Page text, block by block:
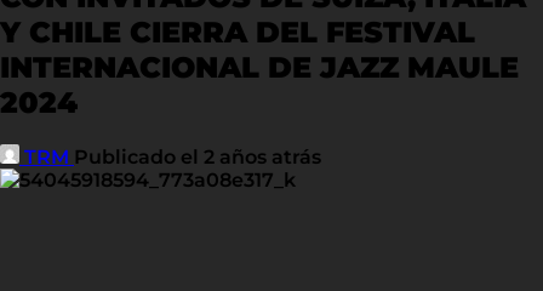
Y CHILE CIERRA DEL FESTIVAL
INTERNACIONAL DE JAZZ MAULE
2024
TRM Publicado el 2 años atrás